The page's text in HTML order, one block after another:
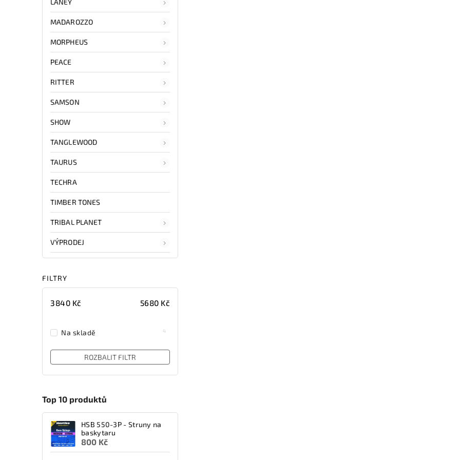
MADAROZZO
MORPHEUS
PEACE
RITTER
SAMSON
SHOW
TANGLEWOOD
TAURUS
TECHRA
TIMBER TONES
TRIBAL PLANET
VÝPRODEJ
FILTRY
3840 Kč 5680 Kč
Na skladě 4
ROZBALIT FILTR
Top 10 produktů
HSB 550-3P - Struny na
baskytaru
800 Kč